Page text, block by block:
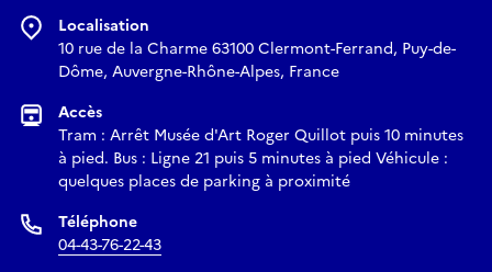
Localisation
10 rue de la Charme 63100 Clermont-Ferrand, Puy-de-
Dôme, Auvergne-Rhône-Alpes, France
Accès
Tram : Arrêt Musée d'Art Roger Quillot puis 10 minutes
à pied. Bus : Ligne 21 puis 5 minutes à pied Véhicule :
quelques places de parking à proximité
Téléphone
04-43-76-22-43